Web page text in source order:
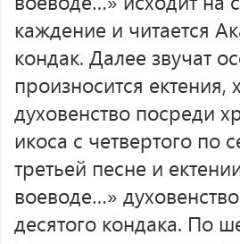
каждение и читается
кондак. Далее звучат
произносится
духовенство посреди
икоса с четвертого по
третьей песне и
воеводе…»
десятого кондака. По